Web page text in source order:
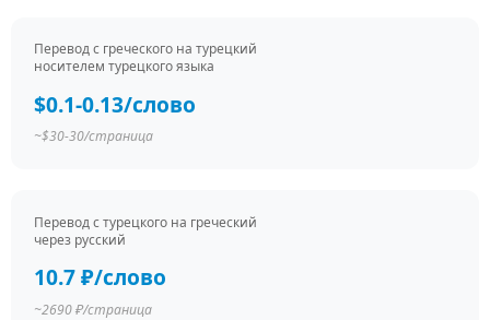
Перевод c греческого на турецкий
носителем турецкого языка
$0.1-0.13/слово
~$30-30/страница
Перевод c турецкого на греческий
через русский
10.7 ₽/слово
~2690 ₽/страница